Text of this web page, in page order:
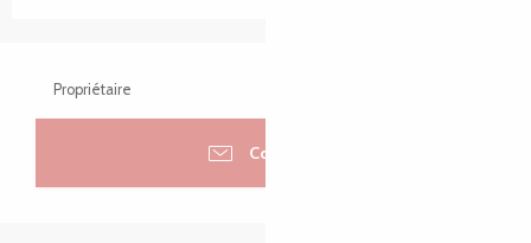
Propriétaire
Contacter